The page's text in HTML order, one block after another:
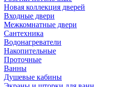
Новая коллекция дверей
Входные двери
Межкомнатные двери
Сантехника
Водонагреватели
Накопительные
Проточные
Ванны
Душевые кабины